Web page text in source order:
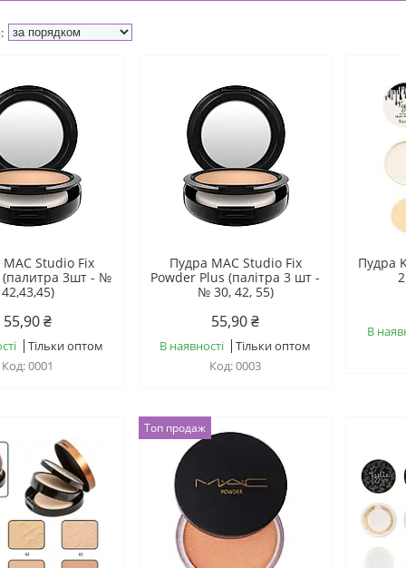
Studio Fix
(палитра 3шт - №
42,43,45)
55,90 ₴
Тільки оптом
0001
Пудра MAC Studio Fix
Powder Plus (палітра 3 шт -
№ 30, 42, 55)
55,90 ₴
В наявності
Тільки оптом
0003
Пудра
В
Топ продаж